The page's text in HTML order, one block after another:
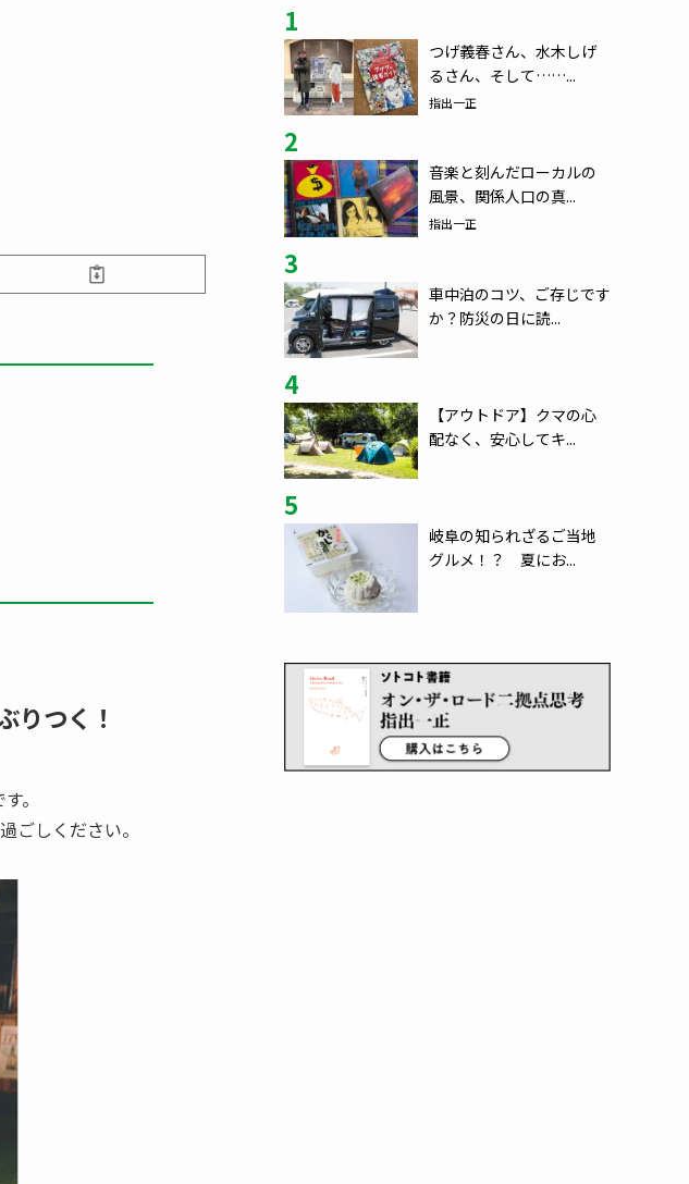
りつく！
。
ごしください。
1
つげ義春さん、水木しげ
るさん、そして……...
指出一正
2
音楽と刻んだローカルの
風景、関係人口の真...
指出一正
3
車中泊のコツ、ご存じです
か？防災の日に読...
4
【アウトドア】クマの心
配なく、安心してキ...
5
岐阜の知られざるご当地
グルメ！？ 夏にお...